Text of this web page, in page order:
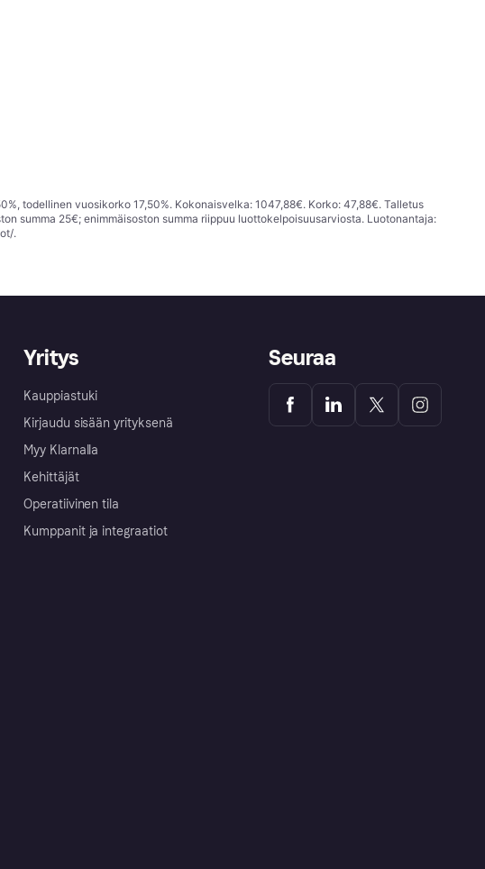
todellinen vuosikorko 17,50%. Kokonaisvelka: 1047,88€. Korko: 47,88€. Talletus
summa 25€; enimmäisoston summa riippuu luottokelpoisuusarviosta. Luotonantaja:
.
Yritys
Kauppiastuki
Kirjaudu sisään yrityksenä
Myy Klarnalla
Kehittäjät
Operatiivinen tila
Kumppanit ja integraatiot
Seuraa